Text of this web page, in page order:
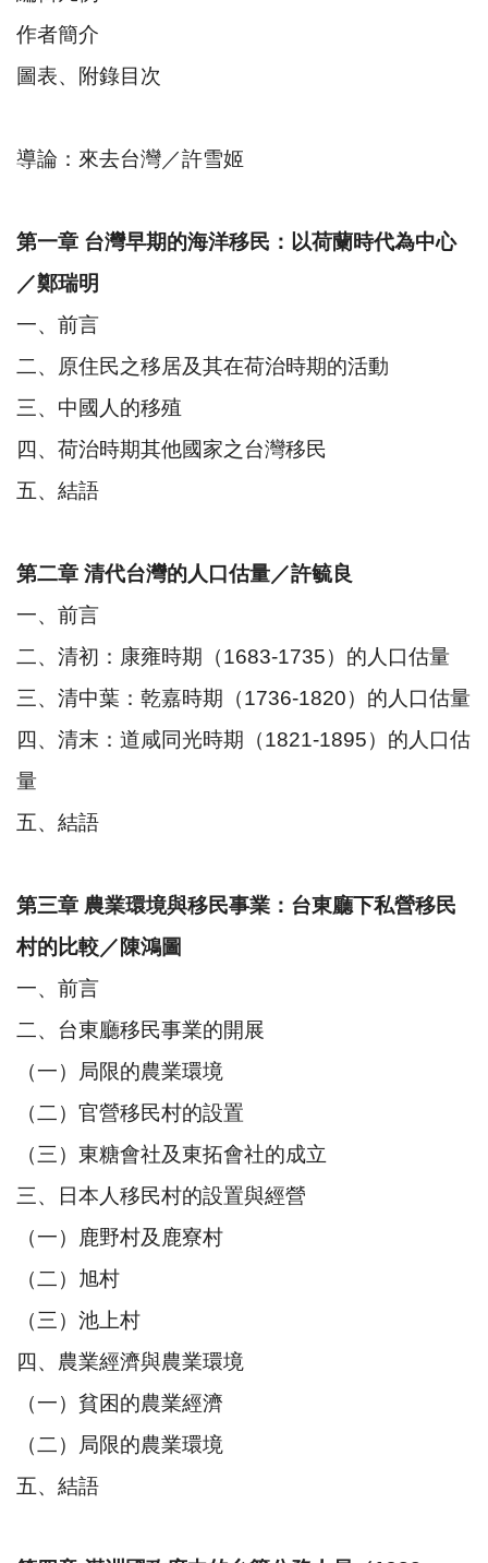
作者簡介
圖表、附錄目次
導論：來去台灣／許雪姬
第一章 台灣早期的海洋移民：以荷蘭時代為中心
／鄭瑞明
一、前言
二、原住民之移居及其在荷治時期的活動
三、中國人的移殖
四、荷治時期其他國家之台灣移民
五、結語
第二章 清代台灣的人口估量／許毓良
一、前言
二、清初：康雍時期（1683-1735）的人口估量
三、清中葉：乾嘉時期（1736-1820）的人口估量
四、清末：道咸同光時期（1821-1895）的人口估
量
五、結語
第三章 農業環境與移民事業：台東廳下私營移民
村的比較／陳鴻圖
一、前言
二、台東廳移民事業的開展
（一）局限的農業環境
（二）官營移民村的設置
（三）東糖會社及東拓會社的成立
三、日本人移民村的設置與經營
（一）鹿野村及鹿寮村
（二）旭村
（三）池上村
四、農業經濟與農業環境
（一）貧困的農業經濟
（二）局限的農業環境
五、結語